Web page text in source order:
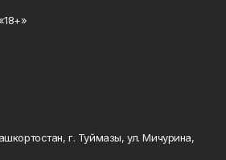
г. Туймазы, ул. Мичурина,